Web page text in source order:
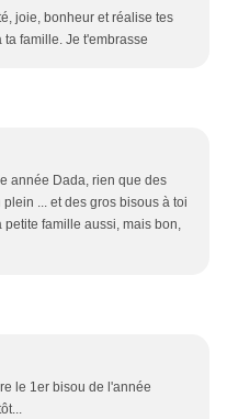
joie, bonheur et réalise tes
famille. Je t'embrasse
année Dada, rien que des
... et des gros bisous à toi
petite famille aussi, mais bon,
le 1er bisou de l'année